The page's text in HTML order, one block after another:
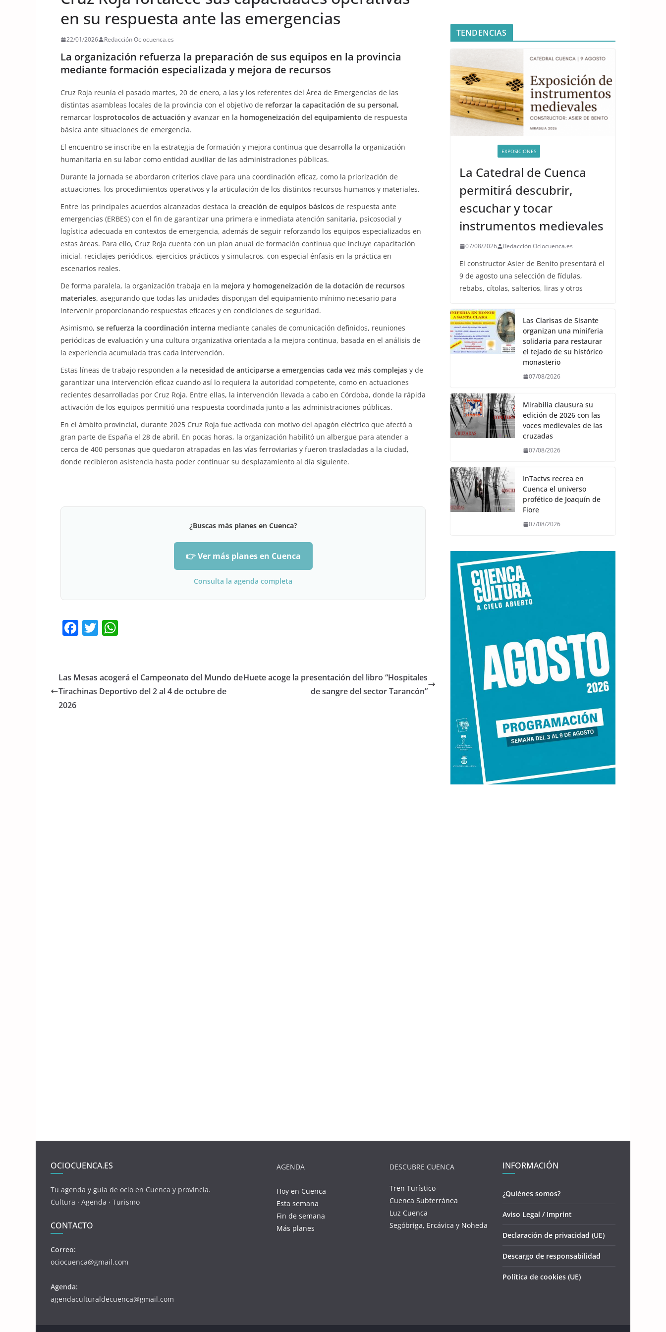
en su respuesta ante las emergencias
22/01/2026 Redacción Ociocuenca.es
La organización refuerza la preparación de sus equipos en la provincia
mediante formación especializada y mejora de recursos
Cruz Roja reunía el pasado martes, 20 de enero, a las y los referentes del Área de Emergencias de las
distintas asambleas locales de la provincia con el objetivo de reforzar la capacitación de su personal,
remarcar losprotocolos de actuación y avanzar en la homogeneización del equipamiento de respuesta
básica ante situaciones de emergencia.
El encuentro se inscribe en la estrategia de formación y mejora continua que desarrolla la organización
humanitaria en su labor como entidad auxiliar de las administraciones públicas.
Durante la jornada se abordaron criterios clave para una coordinación eficaz, como la priorización de
actuaciones, los procedimientos operativos y la articulación de los distintos recursos humanos y materiales.
Entre los principales acuerdos alcanzados destaca la creación de equipos básicos de respuesta ante
emergencias (ERBES) con el fin de garantizar una primera e inmediata atención sanitaria, psicosocial y
logística adecuada en contextos de emergencia, además de seguir reforzando los equipos especializados en
estas áreas. Para ello, Cruz Roja cuenta con un plan anual de formación continua que incluye capacitación
inicial, reciclajes periódicos, ejercicios prácticos y simulacros, con especial énfasis en la práctica en
escenarios reales.
De forma paralela, la organización trabaja en la mejora y homogeneización de la dotación de recursos
materiales, asegurando que todas las unidades dispongan del equipamiento mínimo necesario para
intervenir proporcionando respuestas eficaces y en condiciones de seguridad.
Asimismo, se refuerza la coordinación interna mediante canales de comunicación definidos, reuniones
periódicas de evaluación y una cultura organizativa orientada a la mejora continua, basada en el análisis de
la experiencia acumulada tras cada intervención.
Estas líneas de trabajo responden a la necesidad de anticiparse a emergencias cada vez más complejas y de
garantizar una intervención eficaz cuando así lo requiera la autoridad competente, como en actuaciones
recientes desarrolladas por Cruz Roja. Entre ellas, la intervención llevada a cabo en Córdoba, donde la rápida
activación de los equipos permitió una respuesta coordinada junto a las administraciones públicas.
En el ámbito provincial, durante 2025 Cruz Roja fue activada con motivo del apagón eléctrico que afectó a
gran parte de España el 28 de abril. En pocas horas, la organización habilitó un albergue para atender a
cerca de 400 personas que quedaron atrapadas en las vías ferroviarias y fueron trasladadas a la ciudad,
donde recibieron asistencia hasta poder continuar su desplazamiento al día siguiente.
¿Buscas más planes en Cuenca?
👉 Ver más planes en Cuenca
Consulta la agenda completa
F
e
b
T
er s
A
Las Mesas acogerá el Campeonato del Mundo de
Tirachinas Deportivo del 2 al 4 de octubre de
2026
Huete acoge la presentación del libro “Hospitales
de sangre del sector Tarancón”
TENDENCIAS
EXPOSICIONES
La Catedral de Cuenca
permitirá descubrir,
escuchar y tocar
instrumentos medievales
07/08/2026 Redacción Ociocuenca.es
El constructor Asier de Benito presentará el
9 de agosto una selección de fídulas,
rebabs, cítolas, salterios, liras y otros
Las Clarisas de Sisante
organizan una miniferia
solidaria para restaurar
el tejado de su histórico
monasterio
07/08/2026
Mirabilia clausura su
edición de 2026 con las
voces medievales de las
cruzadas
07/08/2026
InTactvs recrea en
Cuenca el universo
profético de Joaquín de
Fiore
07/08/2026
OCIOCUENCA.ES
Tu agenda y guía de ocio en Cuenca y provincia.
Cultura · Agenda · Turismo
CONTACTO
Correo:
ociocuenca@gmail.com
Agenda:
agendaculturaldecuenca@gmail.com
AGENDA
Hoy en Cuenca
Esta semana
Fin de semana
Más planes
DESCUBRE CUENCA
Tren Turístico
Cuenca Subterránea
Luz Cuenca
Segóbriga, Ercávica y Noheda
INFORMACIÓN
¿Quiénes somos?
Aviso Legal / Imprint
Declaración de privacidad (UE)
Descargo de responsabilidad
Política de cookies (UE)